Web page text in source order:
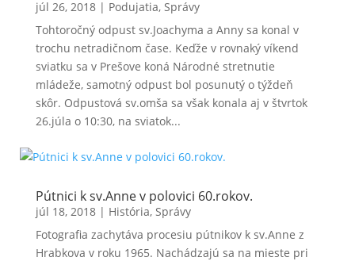
júl 26, 2018| Podujatia, Správy
Tohtoročný odpust sv.Joachyma a Anny sa konal v
trochu netradičnom čase. Keďže v rovnaký víkend
sviatku sa v Prešove koná Národné stretnutie
mládeže, samotný odpust bol posunutý o týždeň
skôr. Odpustová sv.omša sa však konala aj v štvrtok
26.júla o 10:30, na sviatok...
Pútnici k sv.Anne v polovici 60.rokov.
júl 18, 2018| História, Správy
Fotografia zachytáva procesiu pútnikov k sv.Anne z
Hrabkova v roku 1965. Nachádzajú sa na mieste pri